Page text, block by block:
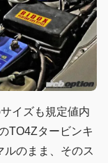
イズも規定値内
TO4Zタービンキ
ルのまま、そのス